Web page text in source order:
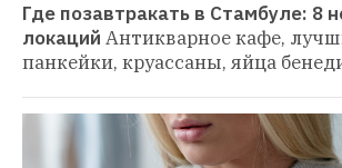
Где позавтракать в Стамбуле: 8
локаций Антикварное кафе,
панкейки, круассаны, яйца